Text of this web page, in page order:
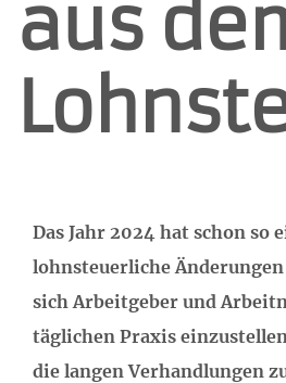
aus
Das Jahr 2024 hat schon so
lohnsteuerliche
sich Arbeitgeber und
täglichen Praxis
die langen Verhandlungen